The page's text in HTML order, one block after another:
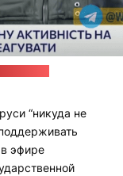
“никуда не
в эфире